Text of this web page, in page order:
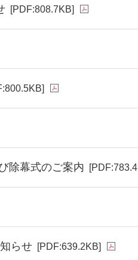
[PDF:808.7KB]
除幕式のご案内
らせ [PDF:639.2KB]